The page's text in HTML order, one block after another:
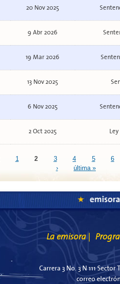
20 Nov 2025
9 Abr 2026
19 Mar 2026
13 Nov 2025
6 Nov 2025
2 Oct 2025
1 2 3 4 5
6
›
última »
La emisora
Carrera 3 No. 3 N 111
correo